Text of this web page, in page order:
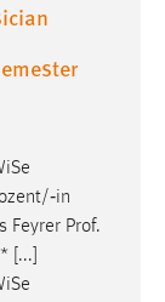
‐in
Feyrer Prof.
[...]